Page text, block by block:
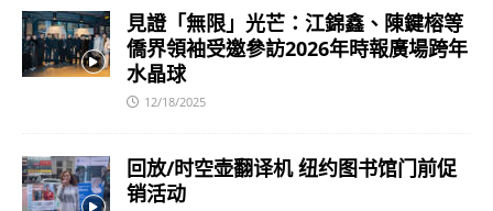
見證「無限」光芒：江錦鑫、陳鍵榕等
僑界領袖受邀參訪2026年時報廣場跨年
水晶球
12/18/2025
回放/时空壶翻译机 纽约图书馆门前促
销活动